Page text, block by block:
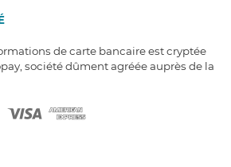
de carte bancaire est cryptée
société dûment agréée auprès de la